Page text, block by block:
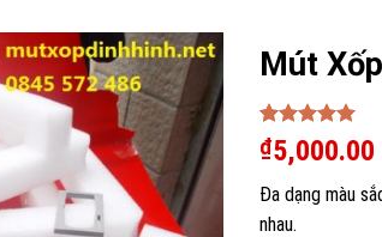
Mút
Rated5.00
out of 5
7
customer
ratings
₫5,000.00
Đa dạng màu
nhau.